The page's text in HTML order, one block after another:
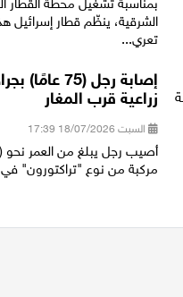
الشرقية، ينظّم قطار إسرائيل
تعري...
إصابة رجل
زراعية قرب المغار
السبت 18/07/2026 17:39
مركبة من نوع "تراكتورون" في